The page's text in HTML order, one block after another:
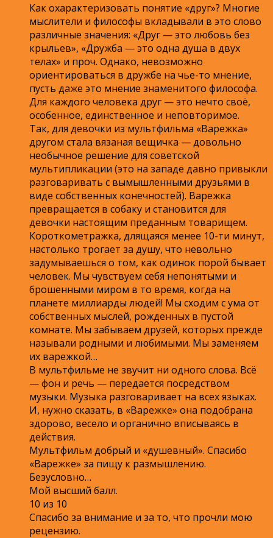
Как охарактеризовать понятие «друг»? Многие
мыслители и философы вкладывали в это слово
различные значения: «Друг — это любовь без
крыльев», «Дружба — это одна душа в двух
телах» и проч. Однако, невозможно
ориентироваться в дружбе на чье-то мнение,
пусть даже это мнение знаменитого философа.
Для каждого человека друг — это нечто своё,
особенное, единственное и неповторимое.
Так, для девочки из мультфильма «Варежка»
другом стала вязаная вещичка — довольно
необычное решение для советской
мультипликации (это на западе давно привыкли
разговаривать с вымышленными друзьями в
виде собственных конечностей). Варежка
превращается в собаку и становится для
девочки настоящим преданным товарищем.
Короткометражка, длящаяся менее 10-ти минут,
настолько трогает за душу, что невольно
задумываешься о том, как одинок порой бывает
человек. Мы чувствуем себя непонятыми и
брошенными миром в то время, когда на
планете миллиарды людей! Мы сходим с ума от
собственных мыслей, рожденных в пустой
комнате. Мы забываем друзей, которых прежде
называли родными и любимыми. Мы заменяем
их варежкой…
В мультфильме не звучит ни одного слова. Всё
— фон и речь — передается посредством
музыки. Музыка разговаривает на всех языках.
И, нужно сказать, в «Варежке» она подобрана
здорово, весело и органично вписываясь в
действия.
Мультфильм добрый и «душевный». Спасибо
«Варежке» за пищу к размышлению.
Безусловно…
Мой высший балл.
10 из 10
Спасибо за внимание и за то, что прочли мою
рецензию.